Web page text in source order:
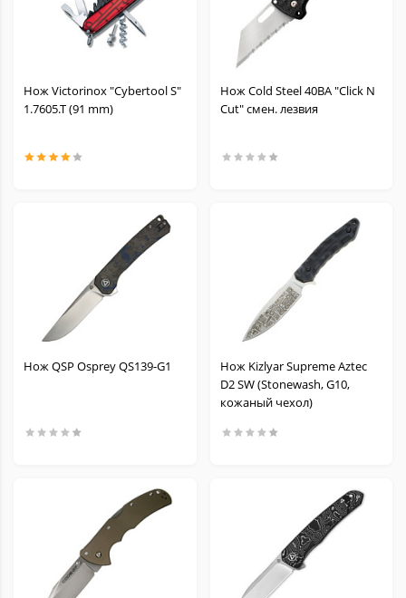
Нож Victorinox "Cybertool S"
1.7605.T (91 mm)
Нож Cold Steel 40BA "Click N
Cut" смен. лезвия
Нож QSP Osprey QS139-G1
Нож Kizlyar Supreme Aztec
D2 SW (Stonewash, G10,
кожаный чехол)